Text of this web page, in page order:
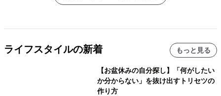
ライフスタイルの新着 もっと見る
【お盆休みの自分探し】「何がしたい
か分からない」を抜け出すトリセツの
作り方